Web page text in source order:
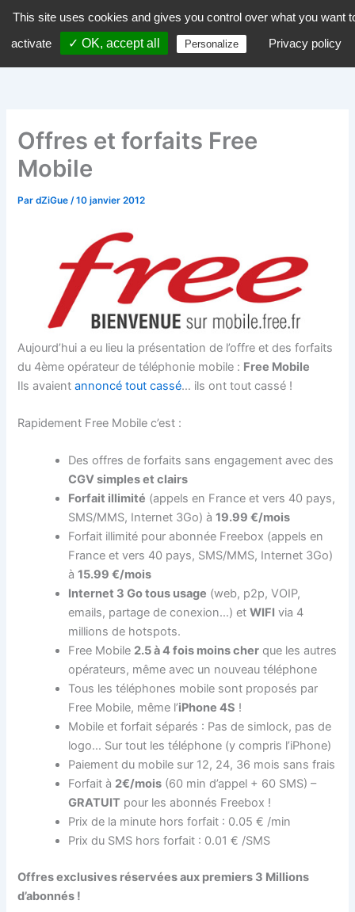
contenu
dZiGue
Offres et forfaits Free
Mobile
PardZiGue/10 janvier 2012
Aujourd’hui a eu lieu la présentation de l’offre et des forfaits
du 4ème opérateur de téléphonie mobile : Free Mobile
Ils avaientannoncé tout cassé… ils ont tout cassé !
Rapidement Free Mobile c’est :
Des offres de forfaits sans engagement avec des
CGV simples et clairs
Forfait illimité (appels en France et vers 40 pays,
SMS/MMS, Internet 3Go) à19.99 €/mois
Forfait illimité pour abonnée Freebox (appels en
France et vers 40 pays, SMS/MMS, Internet 3Go)
à15.99 €/mois
Internet 3 Go tous usage (web, p2p, VOIP,
emails, partage de conexion…) etWIFI via 4
millions de hotspots.
Free Mobile 2.5 à 4 fois moins cher que les autres
opérateurs, même avec un nouveau téléphone
Tous les téléphones mobile sont proposés par
Free Mobile, même l’iPhone 4S !
Mobile et forfait séparés : Pas de simlock, pas de
logo… Sur tout les téléphone (y compris l’iPhone)
Paiement du mobile sur 12, 24, 36 mois sans frais
Forfait à 2€/mois (60 min d’appel + 60 SMS) –
GRATUIT pour les abonnés Freebox !
Prix de la minute hors forfait : 0.05 € /min
Prix du SMS hors forfait : 0.01 € /SMS
Offres exclusives réservées aux premiers 3 Millions
d’abonnés !
This site uses cookies and gives you control over what you want
activate
✓ OK, accept all Personalize Privacy policy